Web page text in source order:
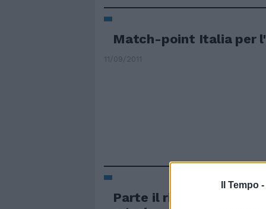
Il Tempo -
Match-point Italia per
11/09/2011
Parte il ritiro per